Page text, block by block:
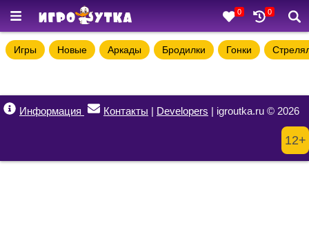
0 0
Игры Новые Аркады Бродилки Гонки
Информация Контакты | Developers | igroutka.ru © 2026
12+